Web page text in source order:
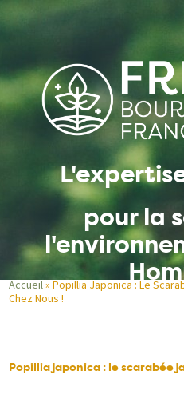
pour la
Accueil Popillia Japonica : Le
Chez Nous !
Popillia japonica : le scarabée